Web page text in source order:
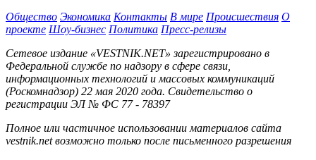
Общество Экономика Контакты В мире Происшествия О
проекте Шоу-бизнес Политика Пресс-релизы
Сетевое издание «VESTNIK.NET» зарегистрировано в
Федеральной службе по надзору в сфере связи,
информационных технологий и массовых коммуникаций
(Роскомнадзор) 22 мая 2020 года. Свидетельство о
регистрации ЭЛ № ФС 77 - 78397
Полное или частичное использовании материалов сайта
vestnik.net возможно только после письменного разрешения